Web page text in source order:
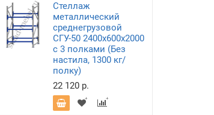
Стеллаж
металлический
среднегрузовой
СГУ-50 2400х600х2000
с 3 полками (Без
настила, 1300 кг/
полку)
22 120 р.